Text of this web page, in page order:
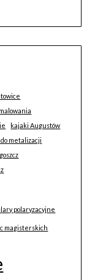
kajaki Augustów
do metalizacji
polaryzacyjne
magisterskich